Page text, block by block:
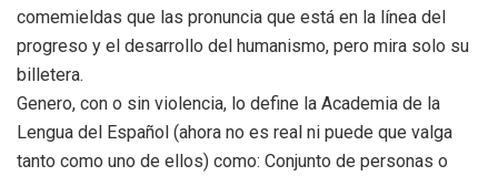
comemieldas que las pronuncia que está en la línea del
progreso y el desarrollo del humanismo, pero mira solo su
billetera.
Genero, con o sin violencia, lo define la Academia de la
Lengua del Español (ahora no es real ni puede que valga
tanto como uno de ellos) como: Conjunto de personas o